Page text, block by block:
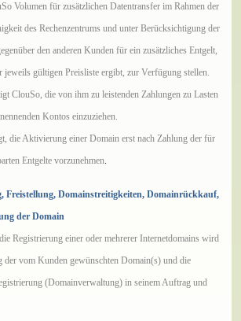
Volumen für zusätzlichen Datentransfer im Rahmen der
des Rechenzentrums und unter Berücksichtigung der
den anderen Kunden für ein zusätzliches Entgelt,
jeweils gültigen Preisliste ergibt, zur Verfügung stellen.
ClouSo, die von ihm zu leistenden Zahlungen zu Lasten
Kontos einzuziehen.
die Aktivierung einer Domain erst nach Zahlung der für
Entgelte vorzunehmen.
Freistellung, Domainstreitigkeiten, Domainrückkauf,
der Domain
Registrierung einer oder mehrerer Internetdomains wird
der vom Kunden gewünschten Domain(s) und die
(Domainverwaltung) in seinem Auftrag und